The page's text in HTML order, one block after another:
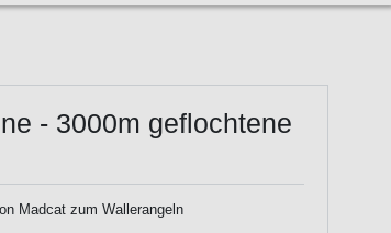
- 3000m geflochtene
Madcat zum Wallerangeln